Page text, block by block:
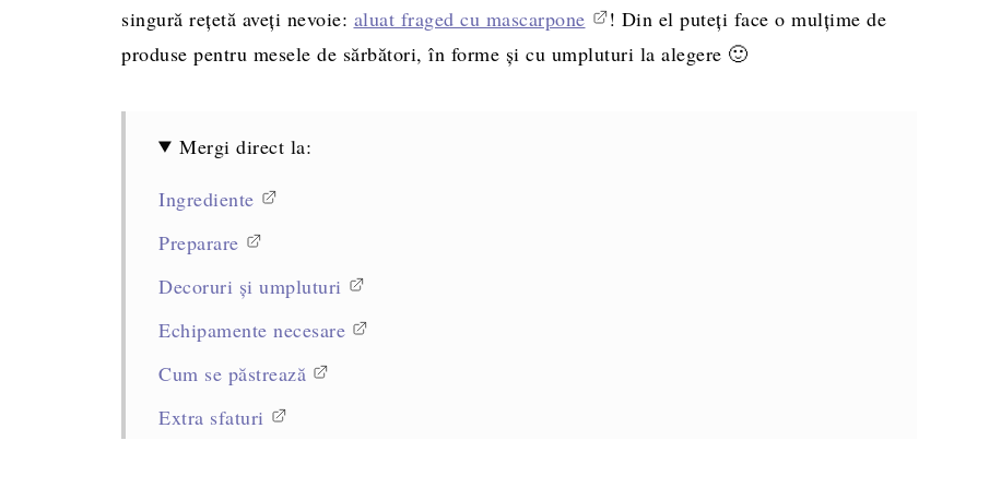
singură rețetă aveți nevoie: aluat fraged cu mascarpone
! Din el puteți face o mulțime de
produse pentru mesele de sărbători, în forme și cu umpluturi la alegere 🙂
Mergi direct la:
Ingrediente
Preparare
Decoruri și umpluturi
Echipamente necesare
Cum se păstrează
Extra sfaturi